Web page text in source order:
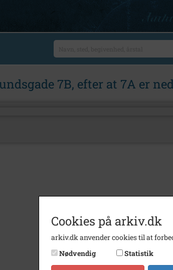
7B, efter at 7A er
Cookies på arkiv.dk
arkiv.dk anvender cookies til at
Nødvendig
Statistik